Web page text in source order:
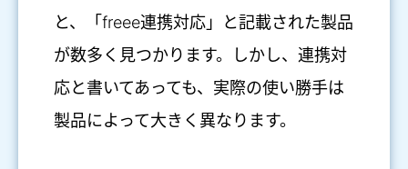
と、「freee連携対応」と記載された製品
が数多く見つかります。しかし、連携対
応と書いてあっても、実際の使い勝手は
製品によって大きく異なります。